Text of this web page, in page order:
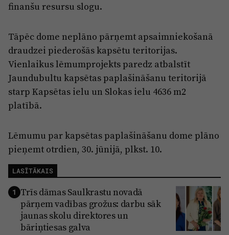
finanšu resursu slogu.
Tāpēc dome neplāno pārņemt apsaimniekošanā
draudzei piederošās kapsētu teritorijas.
Vienlaikus lēmumprojekts paredz atbalstīt
Jaundubultu kapsētas paplašināšanu teritorijā
starp Kapsētas ielu un Slokas ielu 4636 m2
platībā.
Lēmumu par kapsētas paplašināšanu dome plāno
pieņemt otrdien, 30. jūnijā, plkst. 10.
LASĪTĀKAIS
1 Trīs dāmas Saulkrastu novadā
pārņem vadības grožus: darbu sāk
jaunas skolu direktores un
bāriņtiesas galva